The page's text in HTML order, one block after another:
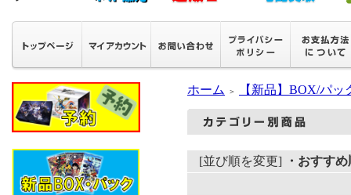
ホーム ＞ 【新品】BOX/パッ
[並び順を変更] ・おすすめ